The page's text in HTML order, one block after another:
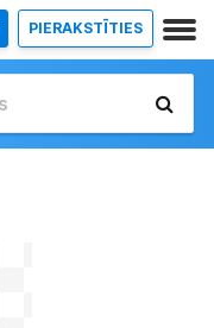
PIERAKSTĪTIES